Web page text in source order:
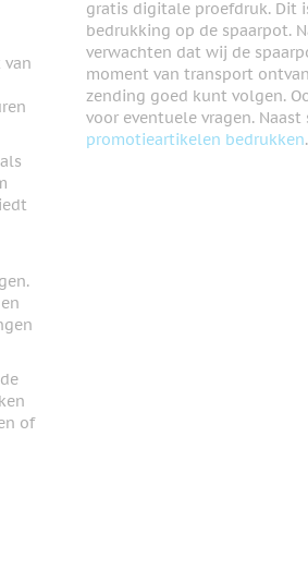
of
gratis digitale proefdruk. Dit
bedrukking op de spaarpot.
verwachten dat wij de
moment van transport
zending goed kunt volgen.
voor eventuele vragen.
promotieartikelen bedrukken.